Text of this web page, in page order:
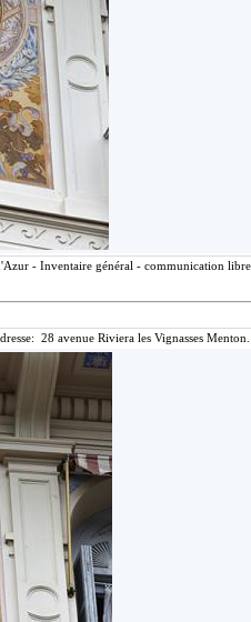
- Inventaire général - communication
28 avenue Riviera les Vignasses